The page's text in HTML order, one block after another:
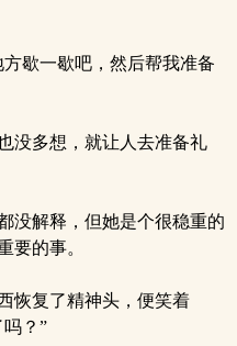
歇一歇吧，然后帮我准备
没多想，就让人去准备礼
没解释，但她是个很稳重的
要的事。
恢复了精神头，便笑着
？”